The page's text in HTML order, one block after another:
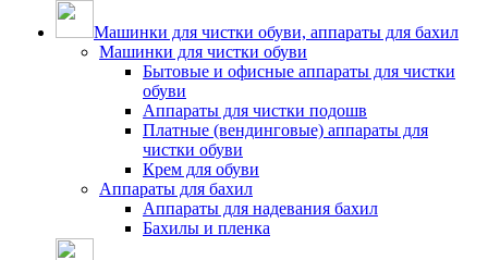
Машинки для чистки обуви, аппараты для бахил
Машинки для чистки обуви
Бытовые и офисные аппараты для чистки
обуви
Аппараты для чистки подошв
Платные (вендинговые) аппараты для
чистки обуви
Крем для обуви
Аппараты для бахил
Аппараты для надевания бахил
Бахилы и пленка